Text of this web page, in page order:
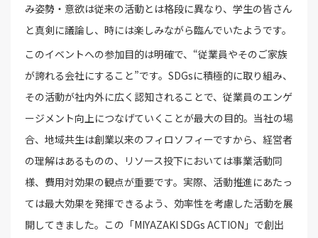
み姿勢・意欲は従来の活動とは格段に異なり、学生の皆さん
と真剣に議論し、時には楽しみながら臨んでいたようです。
このイベントへの参加目的は明確で、“従業員やそのご家族
が誇れる会社にすること”です。SDGsに積極的に取り組み、
その活動が社内外に広く認知されることで、従業員のエンゲ
ージメント向上につなげていくことが最大の目的。当社の場
合、地域共生は創業以来のフィロソフィーですから、経営者
の理解はあるものの、リソース投下においては事業活動同
様、費用対効果の観点が重要です。実際、活動推進にあたっ
ては最大効果を発揮できるよう、効率性を考慮した活動を展
開してきました。この「MIYAZAKI SDGs ACTION」で創出